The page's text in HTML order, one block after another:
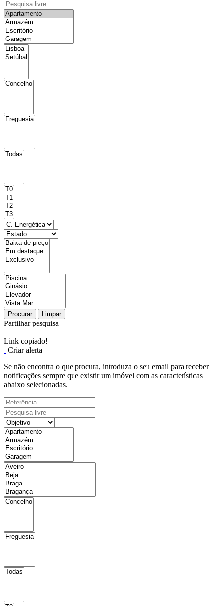
Procurar Limpar
Partilhar pesquisa
Link copiado!
Criar alerta
Se não encontra o que procura, introduza o seu email para receber
notificações sempre que existir um imóvel com as características
abaixo selecionadas.